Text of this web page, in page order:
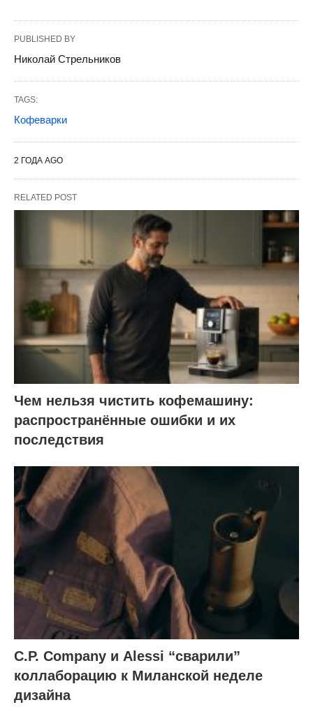
PUBLISHED BY
Николай Стрельников
TAGS:
Кофеварки
2 ГОДА AGO
RELATED POST
Чем нельзя чистить кофемашину:
распространённые ошибки и их
последствия
C.P. Company и Alessi “сварили”
коллаборацию к Миланской неделе
дизайна